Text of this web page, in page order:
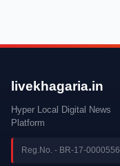
livekhagaria.in
Hyper Local Digital News
Platform
Reg.No. - BR-17-0000556